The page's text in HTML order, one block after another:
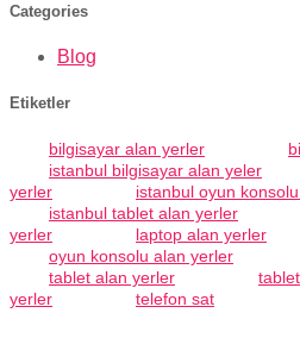
Categories
Blog
Etiketler
bilgisayar alan yerler
istanbul bilgisayar alan yeler
yerler
istanbul oyun
istanbul tablet alan yerler
yerler
laptop alan yerler
oyun konsolu alan yerler
tablet alan yerler
yerler
telefon sat